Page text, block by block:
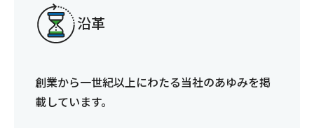
沿革
創業から一世紀以上にわたる当社のあゆみを掲
載しています。